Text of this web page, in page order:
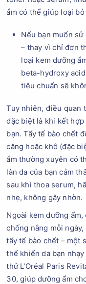
ẩm có thể giúp loại
Nếu bạn muốn
– thay vì chỉ đơn
loại kem dưỡng
beta-hydroxy
tiêu chuẩn sẽ
Tuy nhiên, điều quan
đặc biệt là khi kết
bạn. Tẩy tế bào chết
căng hoặc khô (đặc
ẩm thường xuyên có
làn da của bạn cảm
sau khi thoa serum,
nhẹ, không gây nhờn.
Ngoài kem dưỡng
chống nắng mỗi
tẩy tế bào chết – một
thể khiến da bạn
thử L'Oréal Paris
30, giúp dưỡng ẩm